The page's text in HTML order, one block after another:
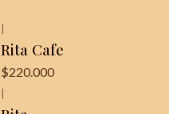
¡Última unidad!
Rita Cafe
$220.000
¡Última unidad!